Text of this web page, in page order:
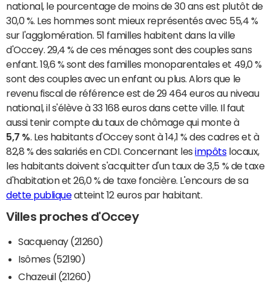
national, le pourcentage de moins de 30 ans est plutôt de
30,0 %. Les hommes sont mieux représentés avec 55,4 %
sur l'agglomération. 51 familles habitent dans la ville
d'Occey. 29,4 % de ces ménages sont des couples sans
enfant. 19,6 % sont des familles monoparentales et 49,0 %
sont des couples avec un enfant ou plus. Alors que le
revenu fiscal de référence est de 29 464 euros au niveau
national, il s'élève à 33 168 euros dans cette ville. Il faut
aussi tenir compte du taux de chômage qui monte à
5,7 % . Les habitants d'Occey sont à 14,1 % des cadres et à
82,8 % des salariés en CDI. Concernant lesimpôtslocaux,
les habitants doivent s'acquitter d'un taux de 3,5 % de taxe
d'habitation et 26,0 % de taxe foncière. L'encours de sa
dette publiqueatteint 12 euros par habitant.
Villes proches d'Occey
Sacquenay (21260)
Isômes (52190)
Chazeuil (21260)